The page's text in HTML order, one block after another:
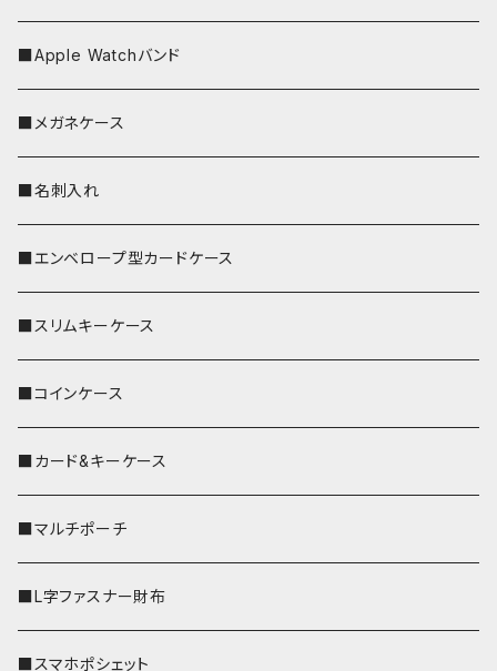
■Apple Watchバンド
■メガネケース
■名刺入れ
■エンベロープ型カードケース
■スリムキーケース
■コインケース
■カード&キーケース
■マルチポーチ
■L字ファスナー財布
■スマホポシェット